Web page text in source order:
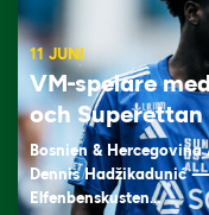
11 JUNI
VM-spelare
och Superettan
Bosnien &
Dennis Hadžikadunić —
Elfenbenskusten…